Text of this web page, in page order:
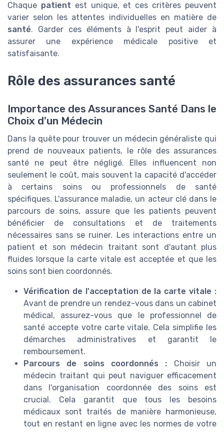
Chaque patient est unique, et ces critères peuvent
varier selon les attentes individuelles en matière de
santé. Garder ces éléments à l'esprit peut aider à
assurer une expérience médicale positive et
satisfaisante.
Rôle des assurances santé
Importance des Assurances Santé Dans le
Choix d'un Médecin
Dans la quête pour trouver un médecin généraliste qui
prend de nouveaux patients, le rôle des assurances
santé ne peut être négligé. Elles influencent non
seulement le coût, mais souvent la capacité d'accéder
à certains soins ou professionnels de santé
spécifiques. L'assurance maladie, un acteur clé dans le
parcours de soins, assure que les patients peuvent
bénéficier de consultations et de traitements
nécessaires sans se ruiner. Les interactions entre un
patient et son médecin traitant sont d'autant plus
fluides lorsque la carte vitale est acceptée et que les
soins sont bien coordonnés.
Vérification de l'acceptation de la carte vitale :
Avant de prendre un rendez-vous dans un cabinet
médical, assurez-vous que le professionnel de
santé accepte votre carte vitale. Cela simplifie les
démarches administratives et garantit le
remboursement.
Parcours de soins coordonnés : Choisir un
médecin traitant qui peut naviguer efficacement
dans l'organisation coordonnée des soins est
crucial. Cela garantit que tous les besoins
médicaux sont traités de manière harmonieuse,
tout en restant en ligne avec les normes de votre